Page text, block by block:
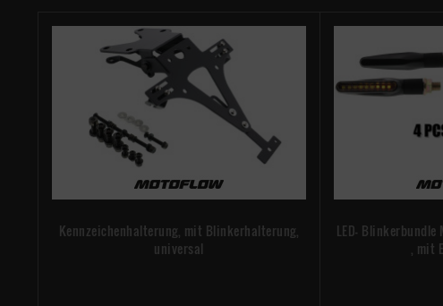
Kennzeichenhalterung, mit Blinkerhalterung,
universal
LED-
, mit